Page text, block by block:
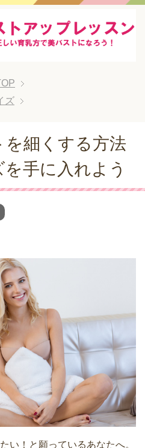
ズ
細くする方法
手に入れよう
い！と願っているあなたへ。